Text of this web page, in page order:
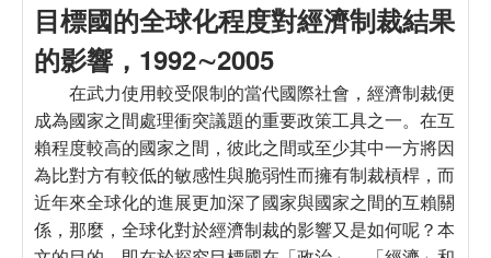
目標國的全球化程度對經濟制裁結果
的影響，1992∼2005
在武力使用較受限制的當代國際社會，經濟制裁便
成為國家之間處理衝突議題的重要政策工具之一。在互
賴程度較高的國家之間，彼此之間或至少其中一方將因
為比對方有較低的敏感性與脆弱性而擁有制裁槓桿，而
近年來全球化的進展更加深了國家與國家之間的互賴關
係，那麼，全球化對於經濟制裁的影響又是如何呢？本